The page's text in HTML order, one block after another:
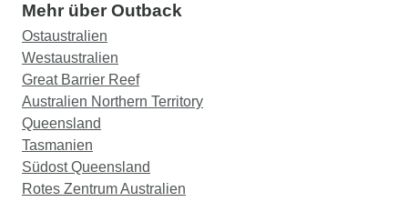
Mehr über Outback
Ostaustralien
Westaustralien
Great Barrier Reef
Australien Northern Territory
Queensland
Tasmanien
Südost Queensland
Rotes Zentrum Australien